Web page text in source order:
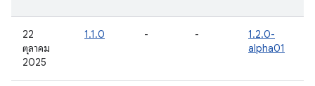
22
ตุลาคม
2025
1.1.0 - -
1.2.0-
alpha01